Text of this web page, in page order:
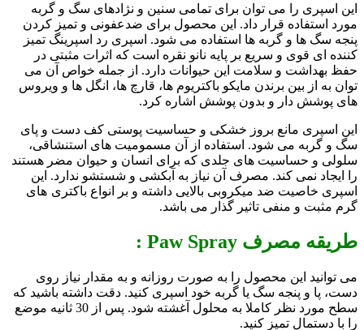
این اسپری را می توان برای تمامی سنین و نژادهای سگ و گربه
مورد استفاده قرار داد. این محصول برای ضدعفونی و تمیز کردن
پنجه سگ ها و گربه ها استفاده می شود. اسپری رد اسپرینگ تمیز
کننده ای قوی و سریع بر پایه نانو نقره است که اثرات مثبتی در
حفظ بهداشت و سلامت این حیوانات دارد. از جمله خواص آن می
توان به از بین برندن مایكو باكتریوم ها، قارچ ها، انگل ها و ویروس
هاى پوشش دار و بدون پوشش اشاره کرد.
این اسپری مانع بروز خشکی و حساسیت پوستی کف دست و پای
سگ و گربه می شود. استفاده از آن مسمومیت های استنشاقی،
سلولی و حساسیت های جلدی که برای انسان و حیوان مضر هستند
را ایجاد نمی کند. مصرف آن نیاز به آبکشی و شستشو ندارد. این
اسپری خاصیت ضد میکروبی بالایی داشته و بر انواع باکتری های
گرم مثبت و منفی تاثیر گذار می باشد.
طریقه مصرف Paw Spray :
می توانید این محصول را به صورت روزانه و به مقدار نیاز روی
دست، پا و پنجه سگ یا گربه خود اسپری کنید. دقت داشته باشید که
سطح مورد نظر کاملا به محلول آغشته شود. پس از 30 ثانیه موضع
را با دستمال تمیز کنید.